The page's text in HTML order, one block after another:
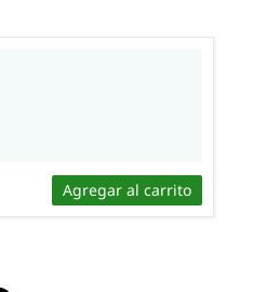
Agregar al carrito